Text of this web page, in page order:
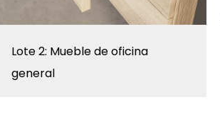
Lote 2: Mueble de oficina
general